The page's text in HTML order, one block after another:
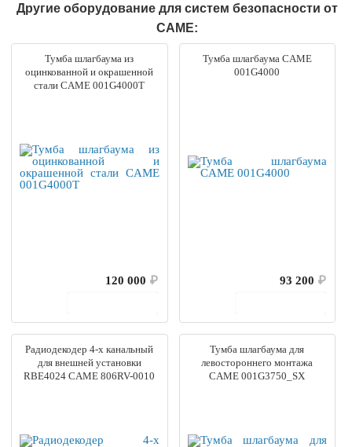
Другие оборудование для систем безопасности от
CAME:
Тумба шлагбаума из
оцинкованной и окрашенной
стали CAME 001G4000T
120 000 ₽
Тумба шлагбаума CAME
001G4000
93 200 ₽
Радиодекодер 4-х канальный
для внешней установки
RBE4024 CAME 806RV-0010
Тумба шлагбаума для
левостороннего монтажа
CAME 001G3750_SX